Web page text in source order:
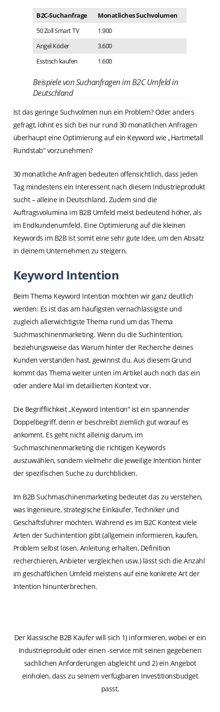
B2C-Suchanfrage
Monatliches Suchvolumen
50 Zoll Smart TV
1.900
Angel Köder
3.600
Esstisch kaufen
1.600
Beispiele von Suchanfragen im B2C Umfeld in
Deutschland
Ist das geringe Suchvolmen nun ein Problem? Oder anders
gefragt, lohnt es sich bei nur rund 30 monatlichen Anfragen
überhaupt eine Optimierung auf ein Keyword wie „Hartmetall
Rundstab“ vorzunehmen?
30 monatliche Anfragen bedeuten offensichtlich, dass jeden
Tag mindestens ein Interessent nach diesem Industrieprodukt
sucht – alleine in Deutschland. Zudem sind die
Auftragsvolumina im B2B Umfeld meist bedeutend höher, als
im Endkundenumfeld. Eine Optimierung auf die kleinen
Keywords im B2B ist somit eine sehr gute Idee, um den Absatz
in deinem Unternehmen zu steigern.
Keyword Intention
Beim Thema Keyword Intention möchten wir ganz deutlich
werden: Es ist das am häufigsten vernachlässigste und
zugleich allerwichtigste Thema rund um das Thema
Suchmaschinenmarketing. Wenn du die Suchintention,
beziehungsweise das Warum hinter der Recherche deines
Kunden verstanden hast, gewinnst du. Aus diesem Grund
kommt das Thema weiter unten im Artikel auch noch das ein
oder andere Mal im detaillierten Kontext vor.
Die Begrifflichkeit „Keyword Intention“ ist ein spannender
Doppelbegriff, denn er beschreibt ziemlich gut worauf es
ankommt. Es geht nicht alleinig darum, im
Suchmaschinenmarketing die richtigen Keywords
auszuwählen, sondern vielmehr die jeweilige Intention hinter
der spezifischen Suche zu durchblicken.
Im B2B Suchmaschinenmarketing bedeutet das zu verstehen,
was Ingenieure, strategische Einkäufer, Techniker und
Geschäftsführer möchten. Während es im B2C Kontext viele
Arten der Suchintention gibt (allgemein informieren, kaufen,
Problem selbst lösen, Anleitung erhalten, Definition
recherchieren, Anbieter vergleichen usw.) lässt sich die Anzahl
im geschäftlichen Umfeld meistens auf eine konkrete Art der
Intention hinunterbrechen.
Der klassische B2B Käufer will sich 1) informieren, wobei er ein
Industrieprodukt oder einen -service mit seinen gegebenen
sachlichen Anforderungen abgleicht und 2) ein Angebot
einholen, dass zu seinem verfügbaren Investitionsbudget
passt.